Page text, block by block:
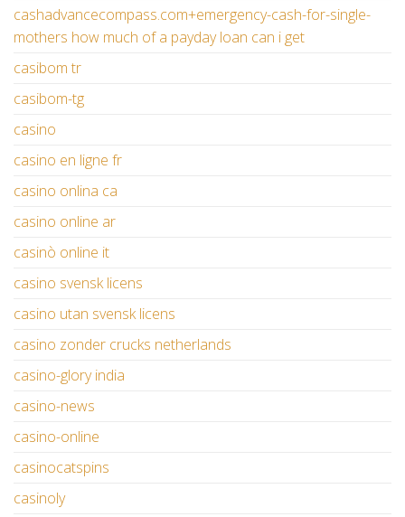
cashadvancecompass.com+emergency-cash-for-single-
mothers how much of a payday loan can i get
casibom tr
casibom-tg
casino
casino en ligne fr
casino onlina ca
casino online ar
casinò online it
casino svensk licens
casino utan svensk licens
casino zonder crucks netherlands
casino-glory india
casino-news
casino-online
casinocatspins
casinoly